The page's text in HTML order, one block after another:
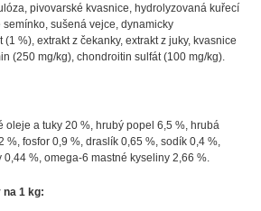
pivovarské kvasnice, hydrolyzovaná kuřecí
sušená vejce, dynamicky
%), extrakt z čekanky, extrakt z juky, kvasnice
(250 mg/kg), chondroitin sulfát (100 mg/kg).
oleje a tuky 20 %, hrubý popel 6,5 %, hrubá
%, fosfor 0,9 %, draslík 0,65 %, sodík 0,4 %,
%, omega-6 mastné kyseliny 2,66 %.
1 kg: